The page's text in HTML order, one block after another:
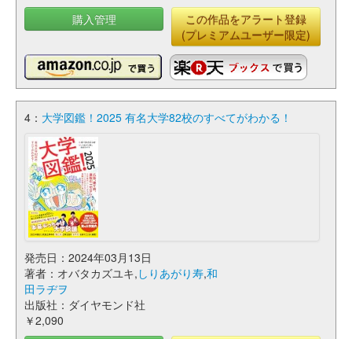
購入管理
この作品をアラート登録
(プレミアムユーザー限定)
4： 大学図鑑！2025 有名大学82校のすべてがわかる！
発売日：2024年03月13日
著者：オバタカズユキ, しりあがり寿,和
田ラヂヲ
出版社：ダイヤモンド社
￥2,090